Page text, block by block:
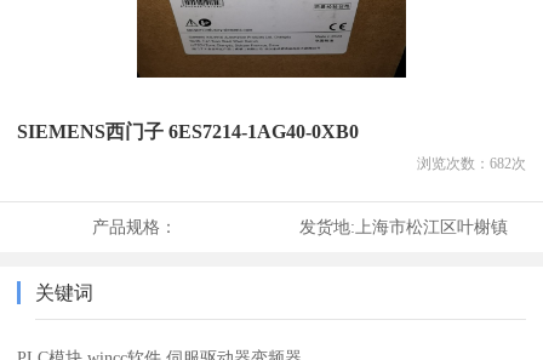
SIEMENS西门子 6ES7214-1AG40-0XB0
浏览次数： 682次
产品规格： 发货地: 上海市松江区叶榭镇
关键词